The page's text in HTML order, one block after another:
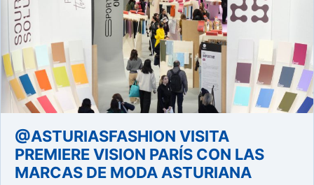
@ASTURIASFASHION VISITA
PREMIERE VISION PARÍS CON LAS
MARCAS DE MODA ASTURIANA